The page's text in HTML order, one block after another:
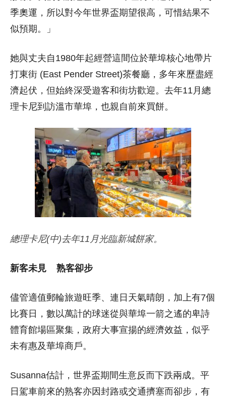
季奧運，所以對今年世界盃期望很高，可惜結果不
似預期。」
她與丈夫自1980年起經營這間位於華埠核心地帶片
打東街 (East Pender Street)茶餐廳，多年來歷盡經
濟起伏，但始終深受遊客和街坊歡迎。去年11月總
理卡尼到訪溫市華埠，也親自前來買餅。
總理卡尼(中)去年11月光臨新城餅家。
新客未見 熟客卻步
儘管適值郵輪旅遊旺季、連日天氣晴朗，加上有7個
比賽日，數以萬計的球迷從與華埠一箭之遙的卑詩
體育館場區聚集，政府大事宣揚的經濟效益，似乎
未有惠及華埠商戶。
Susanna估計，世界盃期間生意反而下跌兩成。平
日駕車前來的熟客亦因封路或交通擠塞而卻步，有